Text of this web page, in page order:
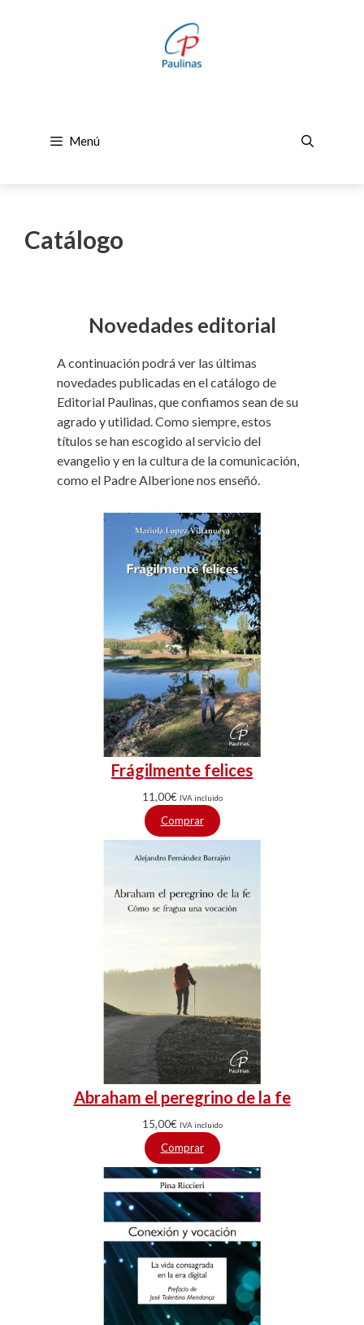
Menú
Catálogo
Novedades editorial
A continuación podrá ver las últimas
novedades publicadas en el catálogo de
Editorial Paulinas, que confiamos sean de su
agrado y utilidad. Como siempre, estos
títulos se han escogido al servicio del
evangelio y en la cultura de la comunicación,
como el Padre Alberione nos enseñó.
Frágilmente felices
11,00€ IVA incluido
Comprar
Abraham el peregrino de la fe
15,00€ IVA incluido
Comprar